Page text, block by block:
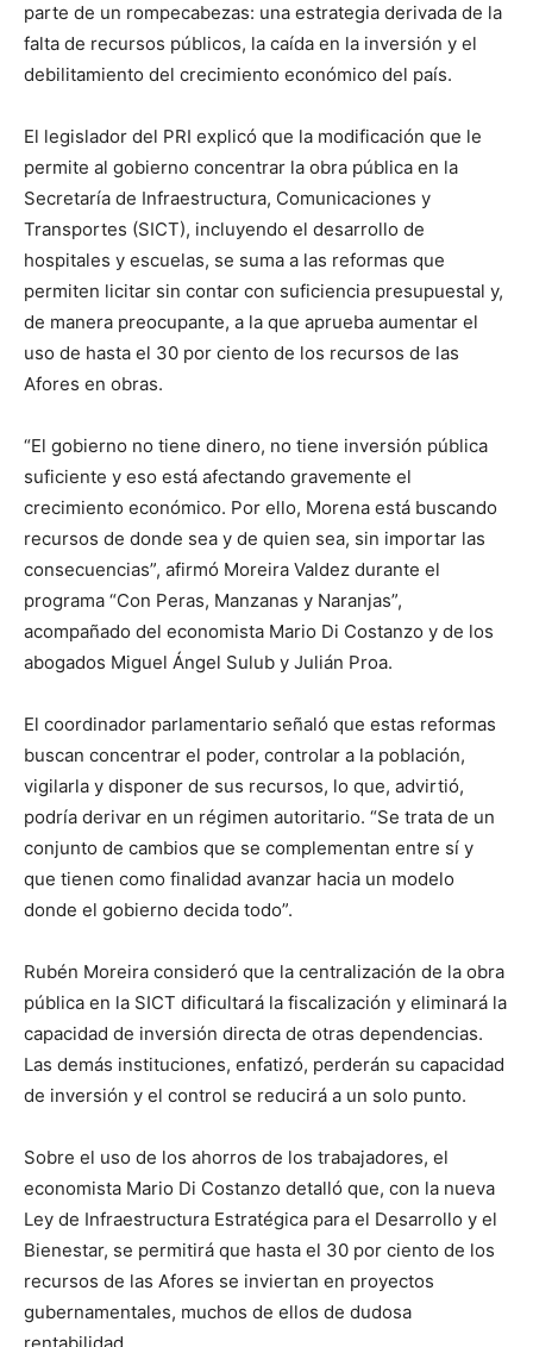
parte de un rompecabezas: una estrategia derivada de la
falta de recursos públicos, la caída en la inversión y el
debilitamiento del crecimiento económico del país.
El legislador del PRI explicó que la modificación que le
permite al gobierno concentrar la obra pública en la
Secretaría de Infraestructura, Comunicaciones y
Transportes (SICT), incluyendo el desarrollo de
hospitales y escuelas, se suma a las reformas que
permiten licitar sin contar con suficiencia presupuestal y,
de manera preocupante, a la que aprueba aumentar el
uso de hasta el 30 por ciento de los recursos de las
Afores en obras.
“El gobierno no tiene dinero, no tiene inversión pública
suficiente y eso está afectando gravemente el
crecimiento económico. Por ello, Morena está buscando
recursos de donde sea y de quien sea, sin importar las
consecuencias”, afirmó Moreira Valdez durante el
programa “Con Peras, Manzanas y Naranjas”,
acompañado del economista Mario Di Costanzo y de los
abogados Miguel Ángel Sulub y Julián Proa.
El coordinador parlamentario señaló que estas reformas
buscan concentrar el poder, controlar a la población,
vigilarla y disponer de sus recursos, lo que, advirtió,
podría derivar en un régimen autoritario. “Se trata de un
conjunto de cambios que se complementan entre sí y
que tienen como finalidad avanzar hacia un modelo
donde el gobierno decida todo”.
Rubén Moreira consideró que la centralización de la obra
pública en la SICT dificultará la fiscalización y eliminará la
capacidad de inversión directa de otras dependencias.
Las demás instituciones, enfatizó, perderán su capacidad
de inversión y el control se reducirá a un solo punto.
Sobre el uso de los ahorros de los trabajadores, el
economista Mario Di Costanzo detalló que, con la nueva
Ley de Infraestructura Estratégica para el Desarrollo y el
Bienestar, se permitirá que hasta el 30 por ciento de los
recursos de las Afores se inviertan en proyectos
gubernamentales, muchos de ellos de dudosa